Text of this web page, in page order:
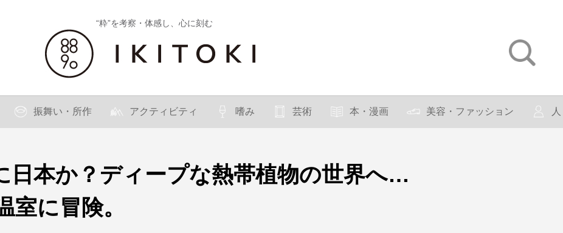
“粋”を考察・体感し、心に刻む
振舞い・所作 アクティビティ 嗜み 芸術 本・漫画 美容・ファッション 人
日本か？ディープな熱帯植物の世界へ…
室に冒険。